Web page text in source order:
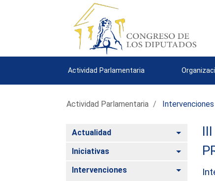
Actividad Parlamentaria
Actividad Parlamentaria Intervenciones
Actualidad Alternar
Iniciativas Alternar
Intervenciones
Alternar